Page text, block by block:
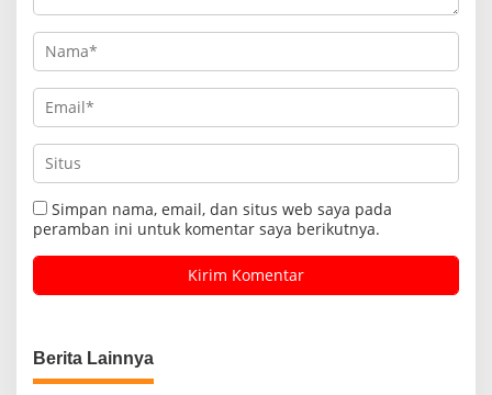
Simpan nama, email, dan situs web saya pada
peramban ini untuk komentar saya berikutnya.
Berita Lainnya